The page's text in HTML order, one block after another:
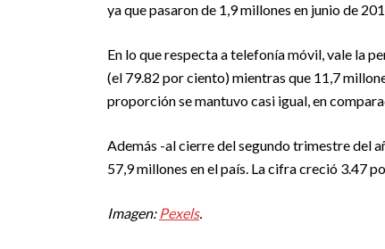
ya que pasaron de 1,9 millones en junio de
En lo que respecta a telefonía móvil, vale la
(el 79.82 por ciento) mientras que 11,7
proporción se mantuvo casi igual, en
Además -al cierre del segundo trimestre del
57,9 millones en el país. La cifra creció 3.47
Imagen: Pexels.